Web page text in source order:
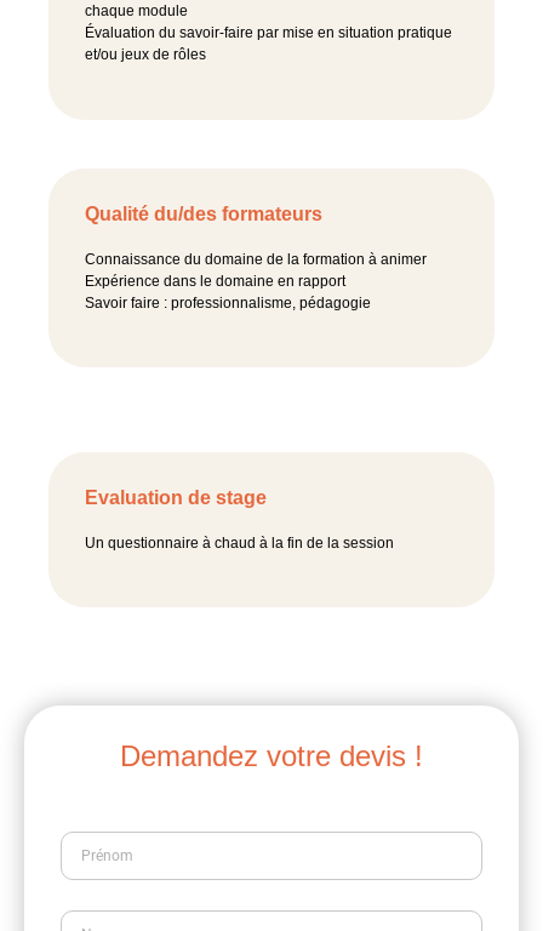
chaque module
Évaluation du savoir-faire par mise en situation pratique
et/ou jeux de rôles
Qualité du/des formateurs
Connaissance du domaine de la formation à animer
Expérience dans le domaine en rapport
Savoir faire : professionnalisme, pédagogie
Evaluation de stage
Un questionnaire à chaud à la fin de la session
Demandez votre devis !